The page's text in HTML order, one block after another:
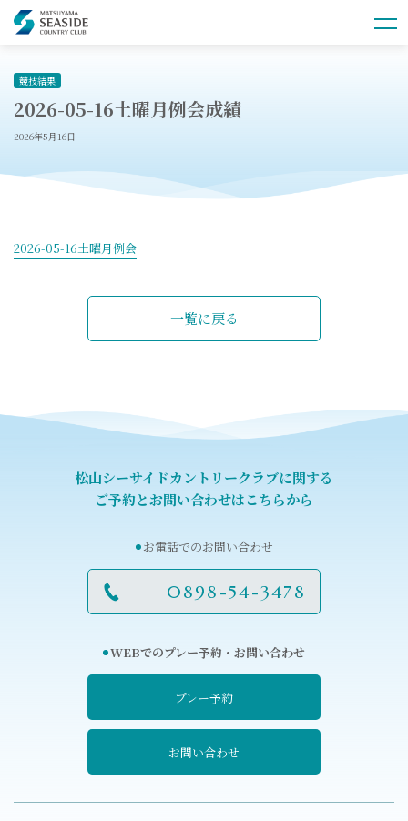
競技結果
2026-05-16土曜月例会成績
2026年5月16日
2026-05-16土曜月例会
一覧に戻る
松山シーサイドカントリークラブに関する
ご予約とお問い合わせはこちらから
お電話でのお問い合わせ
0898-54-3478
WEBでのプレー予約・お問い合わせ
プレー予約
お問い合わせ